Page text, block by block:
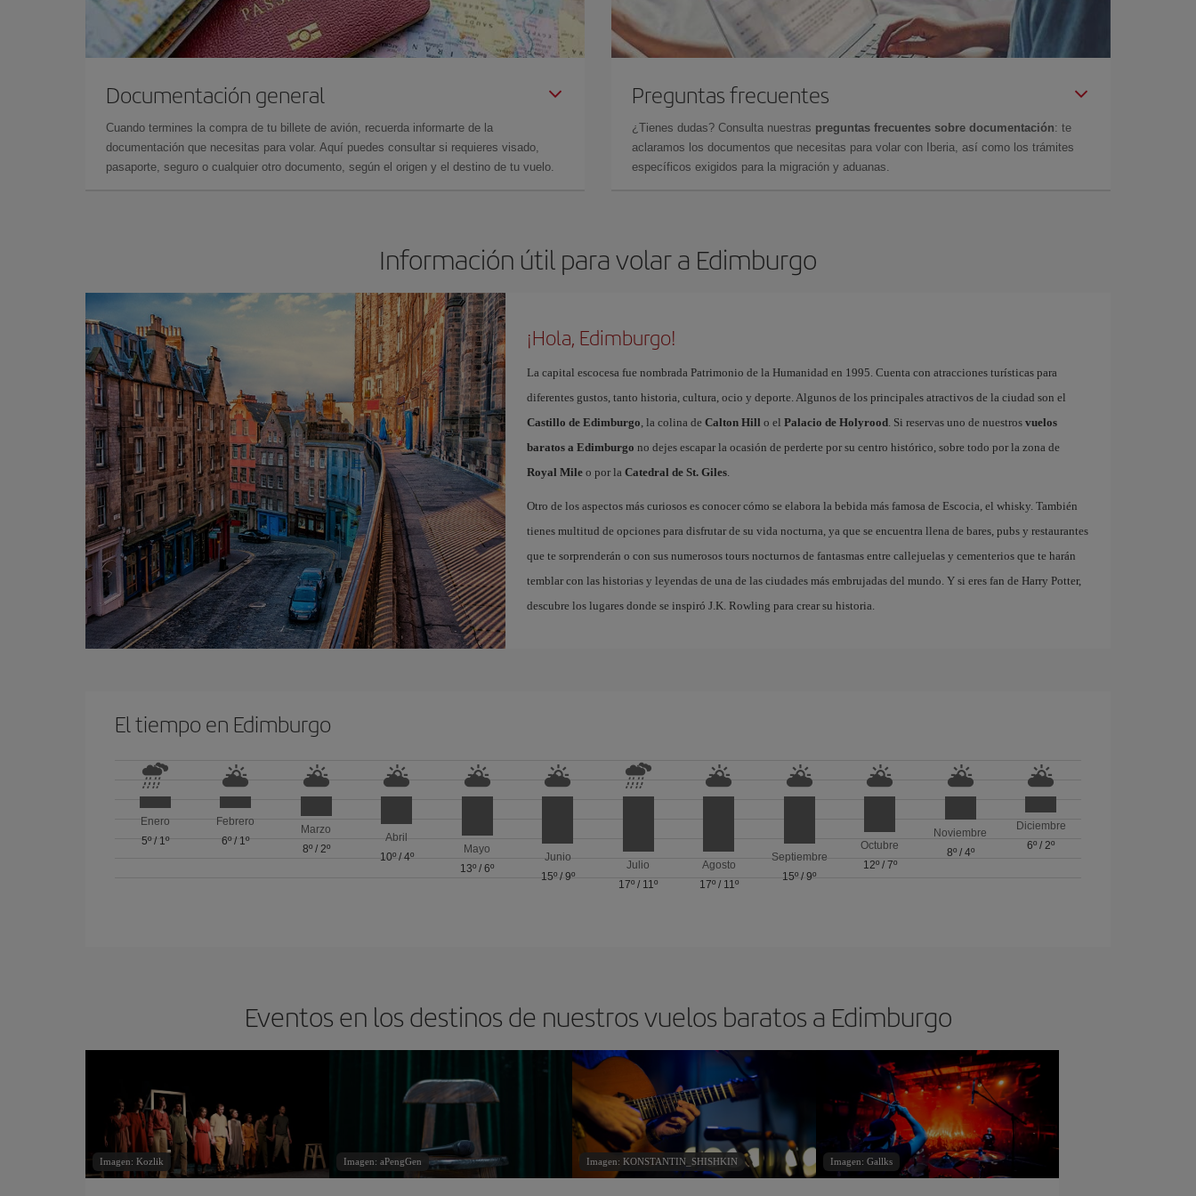
Documentación general
Cuando termines la compra de tu billete de avión, recuerda informarte de la
documentación que necesitas para volar. Aquí puedes consultar si requieres visado,
pasaporte, seguro o cualquier otro documento, según el origen y el destino de tu vuelo.
Preguntas frecuentes
¿Tienes dudas? Consulta nuestras preguntas frecuentes sobre documentación: te
aclaramos los documentos que necesitas para volar con Iberia, así como los trámites
específicos exigidos para la migración y aduanas.
Información útil para volar a Edimburgo
¡Hola, Edimburgo!
La capital escocesa fue nombrada Patrimonio de la Humanidad en 1995. Cuenta con atracciones turísticas para
diferentes gustos, tanto historia, cultura, ocio y deporte. Algunos de los principales atractivos de la ciudad son el
Castillo de Edimburgo, la colina de Calton Hill o el Palacio de Holyrood. Si reservas uno de nuestros vuelos
baratos a Edimburgo no dejes escapar la ocasión de perderte por su centro histórico, sobre todo por la zona de
Royal Mileo por la Catedral de St. Giles.
Otro de los aspectos más curiosos es conocer cómo se elabora la bebida más famosa de Escocia, el whisky. También
tienes multitud de opciones para disfrutar de su vida nocturna, ya que se encuentra llena de bares, pubs y restaurantes
que te sorprenderán o con sus numerosos tours nocturnos de fantasmas entre callejuelas y cementerios que te harán
temblar con las historias y leyendas de una de las ciudades más embrujadas del mundo. Y si eres fan de Harry Potter,
descubre los lugares donde se inspiró J.K. Rowling para crear su historia.
El tiempo en Edimburgo
Enero
5º/ 1º
Febrero
6º/ 1º
Marzo
8º/ 2º
Abril
10º/ 4º
Mayo
13º /6º
Junio
15º/ 9º
Julio
17º / 11º
Agosto
17º/ 11º
Septiembre
15º /9º
Octubre
12º/ 7º
Noviembre
8º/ 4º
Diciembre
6º / 2º
Eventos en los destinos de nuestros vuelos baratos a Edimburgo
Imagen: Kozlik Imagen: aPengGen Imagen: KONSTANTIN_SHISHKIN Imagen: Gallks